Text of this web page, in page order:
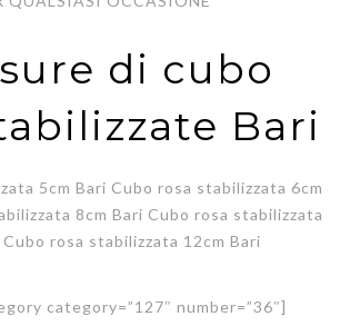
di cubo
Bari
5cm Bari Cubo rosa stabilizzata 6cm
8cm Bari Cubo rosa stabilizzata
Cubo rosa stabilizzata 12cm Bari
category=”127″ number=”36″]